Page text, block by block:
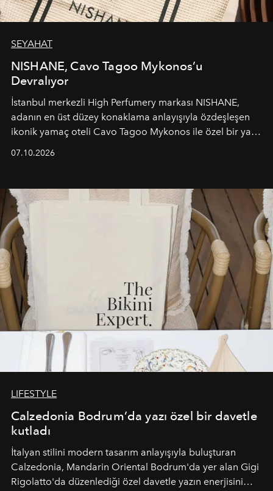
SEYAHAT
NISHANE, Cavo Tagoo Mykonos’u
Devralıyor
İstanbul merkezli High Perfumery markası NISHANE,
adanın en üst düzey konaklama anlayışıyla özdeşleşen
ikonik yamaç oteli Cavo Tagoo Mykonos ile özel bir yaz
buluşturarak markanın Cavo Tagoo’daki varlığını
sürükleyici ve mevsime özel bir deneyime dönüştürüyor.
07.10.2026
LIFESTYLE
Calzedonia Bodrum’da yazı özel bir davetle
kutladı
İtalyan stilini modern tasarım anlayışıyla buluşturan
Calzedonia, Mandarin Oriental Bodrum'da yer alan Gigi
Rigolatto'da düzenlediği özel davetle yazın enerjisini